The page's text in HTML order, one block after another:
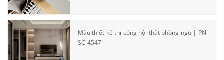
Mẫu thiết kế thi công nội thất phòng ngủ | PN-
SC-4547